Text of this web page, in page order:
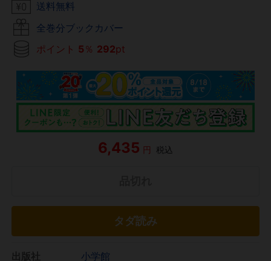
送料無料
全巻分ブックカバー
ポイント 5 ％ 292pt
6,435 円 税込
タダ読み
小学館